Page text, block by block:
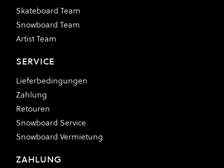
Skateboard Team
Snowboard Team
Artist Team
SERVICE
Lieferbedingungen
Zahlung
Retouren
Snowboard Service
Snowboard Vermietung
ZAHLUNG